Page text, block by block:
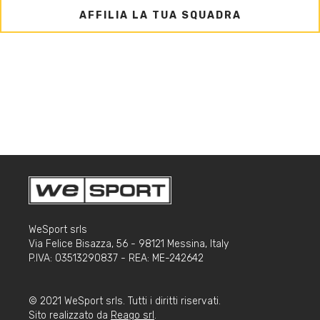
AFFILIA LA TUA SQUADRA
WeSport srls
Via Felice Bisazza, 56 - 98121 Messina, Italy
P.IVA: 03513290837 - REA: ME-242642
© 2021 WeSport srls. Tutti i diritti riservati.
Sito realizzato da Reago srl .